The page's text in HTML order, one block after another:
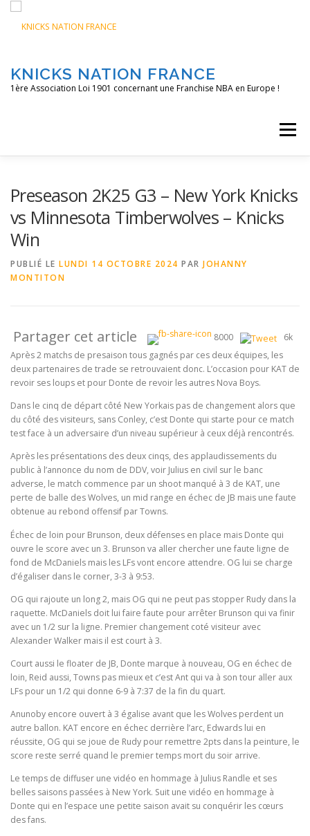
contenu
KNICKS NATION FRANCE
1ère Association Loi 1901 concernant une Franchise NBA en Europe !
Menu
PODCAST
Preseason 2K25 G3 – New York Knicks
vs Minnesota Timberwolves – Knicks
Win
PUBLIÉ LE LUNDI 14 OCTOBRE 2024 PAR JOHANNY
MONTITON
Partager cet article 8000
6k
Après 2 matchs de presaison tous gagnés par ces deux équipes, les
deux partenaires de trade se retrouvaient donc. L’occasion pour KAT de
revoir ses loups et pour Donte de revoir les autres Nova Boys.
Dans le cinq de départ côté New Yorkais pas de changement alors que
du côté des visiteurs, sans Conley, c’est Donte qui starte pour ce match
test face à un adversaire d’un niveau supérieur à ceux déjà rencontrés.
Après les présentations des deux cinqs, des applaudissements du
public à l’annonce du nom de DDV, voir Julius en civil sur le banc
adverse, le match commence par un shoot manqué à 3 de KAT, une
perte de balle des Wolves, un mid range en échec de JB mais une faute
obtenue au rebond offensif par Towns.
Échec de loin pour Brunson, deux défenses en place mais Donte qui
ouvre le score avec un 3. Brunson va aller chercher une faute ligne de
fond de McDaniels mais les LFs vont encore attendre. OG lui se charge
d’égaliser dans le corner, 3-3 à 9:53.
OG qui rajoute un long 2, mais OG qui ne peut pas stopper Rudy dans la
raquette. McDaniels doit lui faire faute pour arrêter Brunson qui va finir
avec un 1/2 sur la ligne. Premier changement coté visiteur avec
Alexander Walker mais il est court à 3.
Court aussi le floater de JB, Donte marque à nouveau, OG en échec de
loin, Reid aussi, Towns pas mieux et c’est Ant qui va à son tour aller aux
LFs pour un 1/2 qui donne 6-9 à 7:37 de la fin du quart.
Anunoby encore ouvert à 3 égalise avant que les Wolves perdent un
autre ballon. KAT encore en échec derrière l’arc, Edwards lui en
réussite, OG qui se joue de Rudy pour remettre 2pts dans la peinture, le
score reste serré quand le premier temps mort du soir arrive.
Le temps de diffuser une vidéo en hommage à Julius Randle et ses
belles saisons passées à New York. Suit une vidéo en hommage à
Donte qui en l’espace une petite saison avait su conquérir les cœurs
des fans.